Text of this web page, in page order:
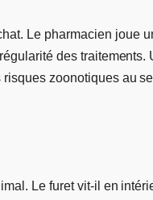
Le pharmacien joue
des
zoonotiques au
Le furet vit-il en